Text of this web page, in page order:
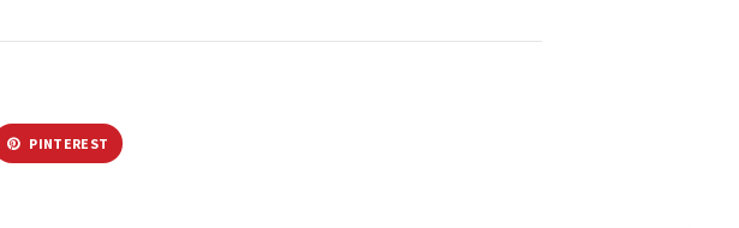
PINTEREST